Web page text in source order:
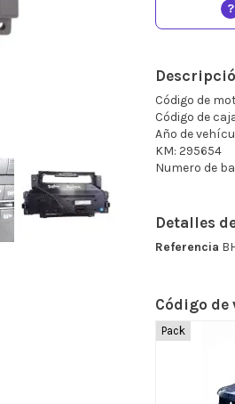
?
Código de
Código de
Año de
KM: 295654
Numero de
Detalles
Referencia
Código de
Pack